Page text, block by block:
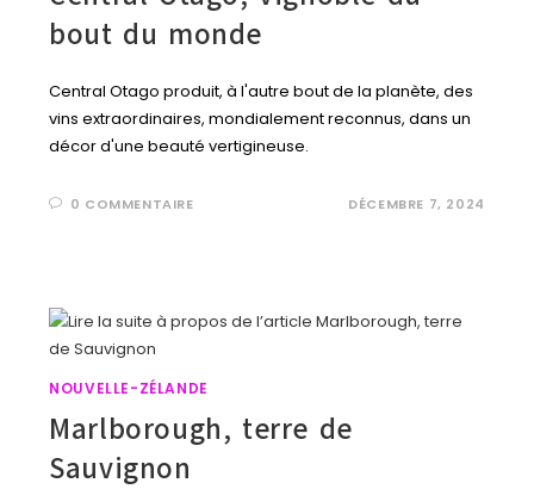
bout du monde
Central Otago produit, à l'autre bout de la planète, des
vins extraordinaires, mondialement reconnus, dans un
décor d'une beauté vertigineuse.
0 COMMENTAIRE DÉCEMBRE 7, 2024
NOUVELLE-ZÉLANDE
Marlborough, terre de
Sauvignon